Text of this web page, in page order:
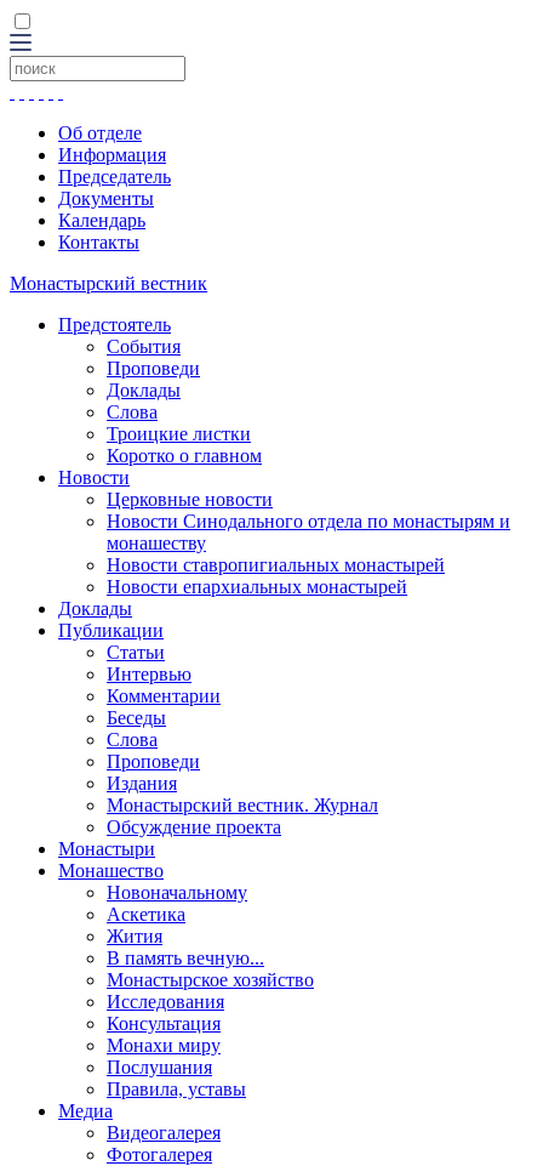
Об отделе
Информация
Председатель
Документы
Календарь
Контакты
Монастырский вестник
Предстоятель
События
Проповеди
Доклады
Слова
Троицкие листки
Коротко о главном
Новости
Церковные новости
Новости Синодального отдела по монастырям и
монашеству
Новости ставропигиальных монастырей
Новости епархиальных монастырей
Доклады
Публикации
Статьи
Интервью
Комментарии
Беседы
Слова
Проповеди
Издания
Монастырский вестник. Журнал
Обсуждение проекта
Монастыри
Монашество
Новоначальному
Аскетика
Жития
В память вечную...
Монастырское хозяйство
Исследования
Консультация
Монахи миру
Послушания
Правила, уставы
Медиа
Видеогалерея
Фотогалерея